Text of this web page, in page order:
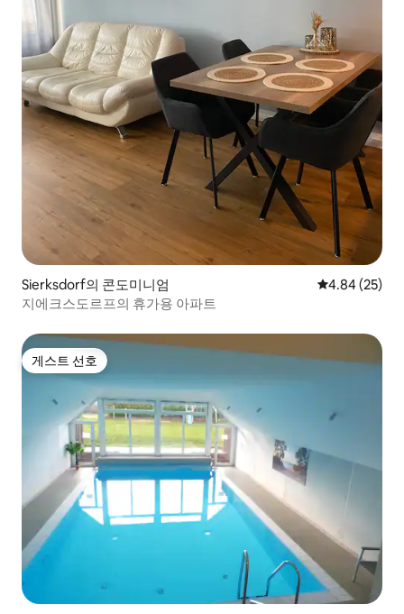
Sierksdorf의 콘도미니엄 평점 4.84점(5
4.84 (25)
지에크스도르프의 휴가용 아파트
게스트 선호
게스트 선호